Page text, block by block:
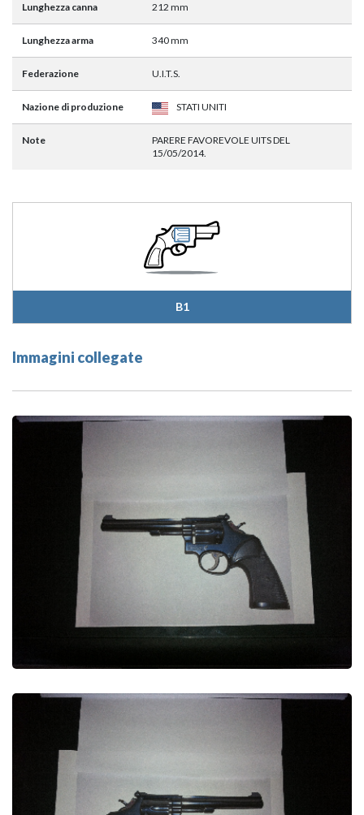
Lunghezza canna 212 mm
Lunghezza arma 340 mm
Federazione U.I.T.S.
Nazione di produzione STATI UNITI
Note
PARERE FAVOREVOLE UITS DEL
15/05/2014.
B1
Immagini collegate